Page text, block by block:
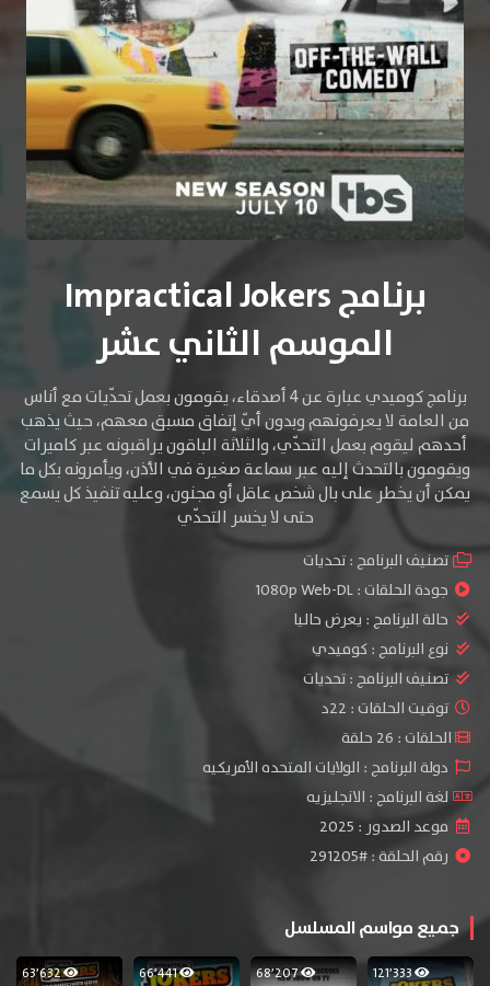
برنامج Impractical Jokers
الموسم الثاني عشر
برنامج كوميدي عبارة عن 4 أصدقاء، يقومون بعمل تحدّيات مع أناس
من العامة لا يعرفونهم وبدون أيّ إتفاق مسبق معهم، حيث يذهب
أحدهم ليقوم بعمل التحدّي، والثلاثة الباقون يراقبونه عبر كاميرات
ويقومون بالتحدث إليه عبر سماعة صغيرة في الأذن، ويأمرونه بكل ما
يمكن أن يخطر على بال شخص عاقل أو مجنون، وعليه تنفيذ كل يسمع
حتى لا يخسر التحدّي
تصنيف البرنامج :تحديات
جودة الحلقات :1080p Web-DL
حالة البرنامج : يعرض حاليا
نوع البرنامج :كوميدي
تصنيف البرنامج :تحديات
توقيت الحلقات : 22د
الحلقات : 26 حلقة
دولة البرنامج : الولايات المتحده الأمريكيه
لغة البرنامج : الانجليزيه
موعد الصدور : 2025
رقم الحلقة : #291205
جميع مواسم المسلسل
121٬333 68٬207 66٬441 63٬632